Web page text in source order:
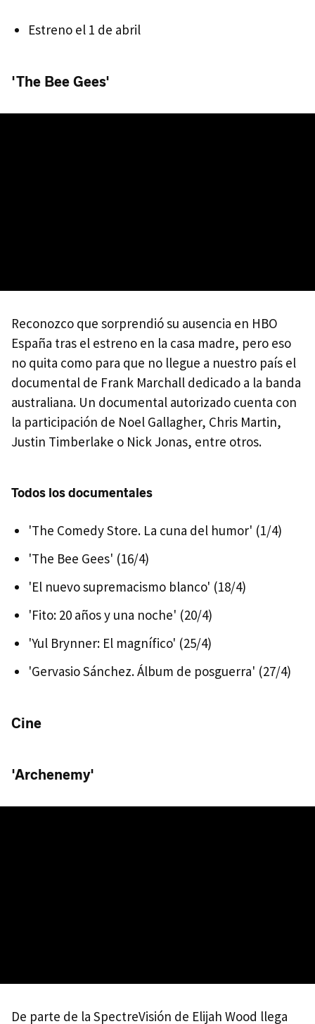
Estreno el 1 de abril
'The Bee Gees'
Reconozco que sorprendió su ausencia en HBO
España tras el estreno en la casa madre, pero eso
no quita como para que no llegue a nuestro país el
documental de Frank Marchall dedicado a la banda
australiana. Un documental autorizado cuenta con
la participación de Noel Gallagher, Chris Martin,
Justin Timberlake o Nick Jonas, entre otros.
Todos los documentales
'The Comedy Store. La cuna del humor' (1/4)
'The Bee Gees' (16/4)
'El nuevo supremacismo blanco' (18/4)
'Fito: 20 años y una noche' (20/4)
'Yul Brynner: El magnífico' (25/4)
'Gervasio Sánchez. Álbum de posguerra' (27/4)
Cine
'Archenemy'
De parte de la SpectreVisión de Elijah Wood llega